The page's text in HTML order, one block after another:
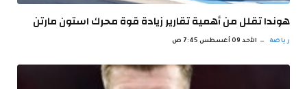
هوندا تقلل من أهمية تقارير زيادة قوة محرك استون مارتن
رياضة الأحد 09 أغسطس 7:45 ص